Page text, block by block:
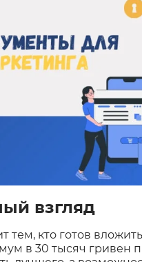
взгляд
тем, кто готов
в 30 тысяч гривен